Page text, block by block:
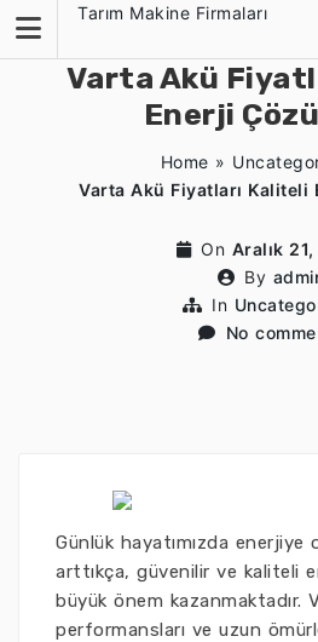
content
Tarım Makine Firmaları
Varta Akü
Enerji
Home »
Varta Akü Fiyatları Kaliteli
On Aralık
By
In
No
Günlük hayatımızda enerjiye
arttıkça, güvenilir ve kaliteli
büyük önem kazanmaktadır.
performansları ve uzun